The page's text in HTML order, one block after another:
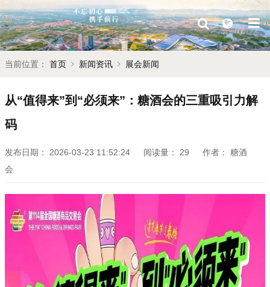
当前位置： 首页 新闻资讯 展会新闻
从“值得来”到“必须来”：糖酒会的三重吸引力解
码
发布日期： 2026-03-23 11:52:24 阅读量： 29 作者：
糖酒
会